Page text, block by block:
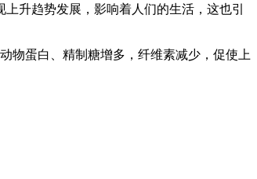
升趋势发展，影响着人们的生活，这也引
物蛋白、精制糖增多，纤维素减少，促使上